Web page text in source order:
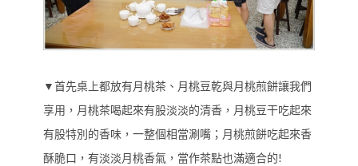
▼首先桌上都放有月桃茶、月桃豆乾與月桃煎餅讓我們
享用，月桃茶喝起來有股淡淡的清香，月桃豆干吃起來
有股特別的香味，一整個相當涮嘴；月桃煎餅吃起來香
酥脆口，有淡淡月桃香氣，當作茶點也滿適合的!